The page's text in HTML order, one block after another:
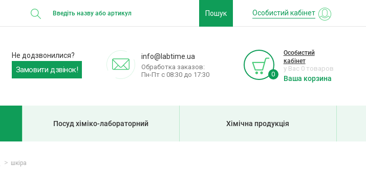
Пошук Особистий кабінет
Не додзвонилися?
Замовити дзвінок!
info@labtime.ua
Обработка заказов:
Пн-Пт с 08:30 до 17:30
0
Особистий
кабінет
у Вас 0 товаров
Ваша корзина
Посуд хіміко-лабораторний Хімічна продукція
шкіра